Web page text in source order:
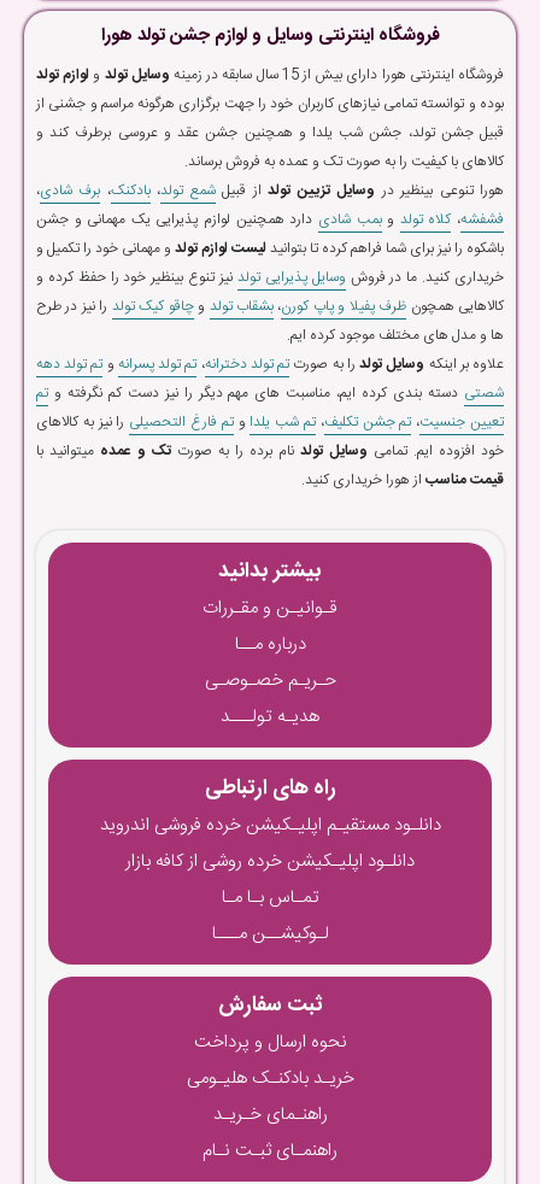
فروشگاه اینترنتی وسایل و لوازم جشن تولد هورا
فروشگاه اینترنتی هورا دارای بیش از 15 سال سابقه در زمینه وسایل تولد و لوازم تولد
بوده و توانسته تمامی نیازهای کاربران خود را جهت برگزاری هرگونه مراسم و جشنی از
قبیل جشن تولد، جشن شب یلدا و همچنین جشن عقد و عروسی برطرف کند و
کالاهای با کیفیت را به صورت تک و عمده به فروش برساند.
هورا تنوعی بینظیر در وسایل تزیین تولداز قبیلشمع تولد،بادکنک، برف شادی،
فشفشه،کلاه تولد وبمب شادی دارد همچنین لوازم پذیرایی یک مهمانی و جشن
باشکوه را نیز برای شما فراهم کرده تا بتوانیدلیست لوازم تولد و مهمانی خود را تکمیل و
خریداری کنید. ما در فروش وسایل پذیرایی تولد نیز تنوع بینظیر خود را حفظ کرده و
کالاهایی همچون ظرف پفیلا و پاپ کورن،بشقاب تولد وچاقو کیک تولد را نیز در طرح
ها و مدل های مختلف موجود کرده ایم.
علاوه بر اینکه وسایل تولدرا به صورتتم تولد دخترانه،تم تولد پسرانه وتم تولد دهه
شصتی دسته بندی کرده ایم، مناسبت های مهم دیگر را نیز دست کم نگرفته وتم
تعیین جنسیت،تم جشن تکلیف،تم شب یلدا وتم فارغ التحصیلی را نیز به کالاهای
خود افزوده ایم. تمامی وسایل تولد نام برده را به صورت تک و عمده میتوانید با
قیمت مناسب از هورا خریداری کنید.
بیشتر بدانید
قـوانیـن و مقـررات
درباره مــا
حـریـم خصـوصـی
هدیـه تولـــد
راه های ارتباطی
دانلـود مستقیـم اپلیـکیشن خرده فروشی اندروید
دانلـود اپلیـکیشن خرده روشی از کافه بازار
تمـاس بـا مـا
لـوکیشــن مـــا
ثبت سفارش
نحوه ارسال و پرداخت
خریـد بادکنـک هلیـومی
راهنـمای خـریـد
راهنمـای ثبـت نـام